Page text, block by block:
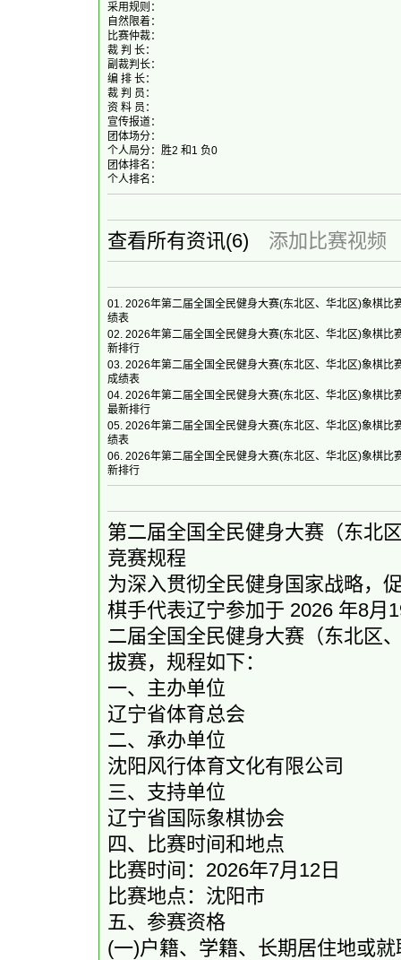
采用规则：
自然限着：
比赛仲裁：
裁 判 长：
副裁判长：
编 排 长：
裁 判 员：
资 料 员：
宣传报道：
团体场分：
个人局分：胜2 和1 负0
团体排名：
个人排名：
查看所有资讯(6) 添加比赛视频
01. 2026年第二届全国全民健身大赛(东北区、华北区)象棋比
绩表
02. 2026年第二届全国全民健身大赛(东北区、华北区)象棋比
新排行
03. 2026年第二届全国全民健身大赛(东北区、华北区)象棋比
成绩表
04. 2026年第二届全国全民健身大赛(东北区、华北区)象棋比
最新排行
05. 2026年第二届全国全民健身大赛(东北区、华北区)象棋比
绩表
06. 2026年第二届全国全民健身大赛(东北区、华北区)象棋比
新排行
第二届全国全民健身大赛（东北
竞赛规程
为深入贯彻全民健身国家战略，
棋手代表辽宁参加于 2026 年8
二届全国全民健身大赛（东北区
拔赛，规程如下：
一、主办单位
辽宁省体育总会
二、承办单位
沈阳风行体育文化有限公司
三、支持单位
辽宁省国际象棋协会
四、比赛时间和地点
比赛时间：2026年7月12日
比赛地点：沈阳市
五、参赛资格
(一)户籍、学籍、长期居住地或